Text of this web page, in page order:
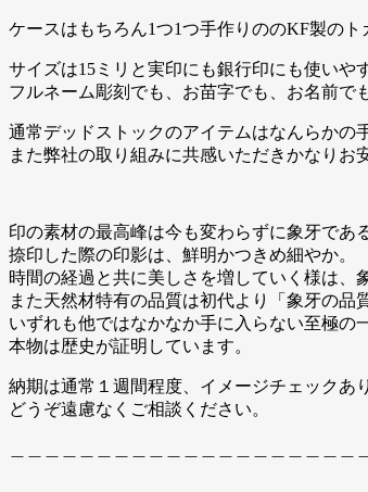
ケースはもちろん1つ1つ手作りののKF製のト
サイズは15ミリと実印にも銀行印にも使いや
フルネーム彫刻でも、お苗字でも、お名前で
通常デッドストックのアイテムはなんらかの
また弊社の取り組みに共感いただきかなりお
印の素材の最高峰は今も変わらずに象牙であ
捺印した際の印影は、鮮明かつきめ細やか。
時間の経過と共に美しさを増していく様は、
また天然材特有の品質は初代より「象牙の品
いずれも他ではなかなか手に入らない至極の
本物は歴史が証明しています。
納期は通常１週間程度、イメージチェックあ
どうぞ遠慮なくご相談ください。